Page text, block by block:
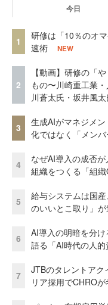
今日
1
研修は「10％のオ
速術
NEW
2
【動画】研修の「
もの〜川崎重工業
川蒼太氏・坂井風太
3
生成AIがマネジメ
化ではなく「メンバ
4
なぜAI導入の成否
組織をつくる「組
5
給与システムは国
のいいとこ取り」
6
AI導入の明暗を分
語る「AI時代の人的
7
JTBのタレントア
リア採用でCHRO